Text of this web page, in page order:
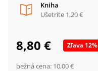
Kniha
Ušetríte 1,20 €
8,80 € Zľava 12%
bežná cena: 10,00 €